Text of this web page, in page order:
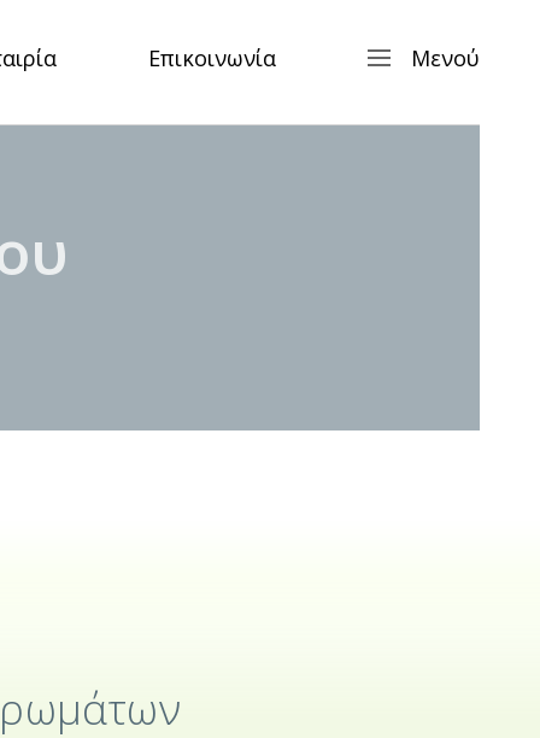
Επικοινωνία Μενού